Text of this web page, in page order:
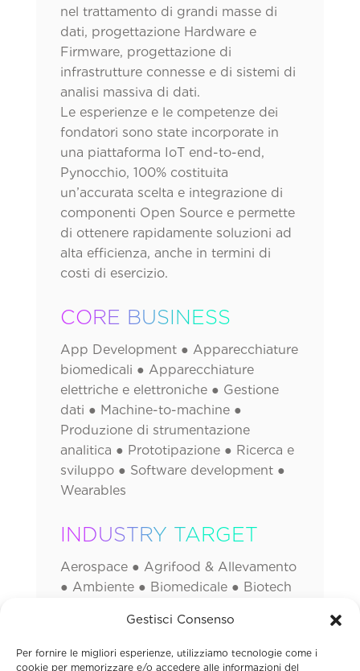
Gestisci Consenso
Per fornire le migliori esperienze, utilizziamo tecnologie come i
cookie per memorizzare e/o accedere alle informazioni del
nel trattamento di grandi masse di
dati, progettazione Hardware e
Firmware, progettazione di
infrastrutture connesse e di sistemi di
analisi massiva di dati.
Le esperienze e le competenze dei
fondatori sono state incorporate in
una piattaforma IoT end-to-end,
Pynocchio, 100% costituita
un’accurata scelta e integrazione di
componenti Open Source e permette
di ottenere rapidamente soluzioni ad
alta efficienza, anche in termini di
costi di esercizio.
CORE BUSINESS
App Development ● Apparecchiature
biomedicali ● Apparecchiature
elettriche e elettroniche ● Gestione
dati ● Machine-to-machine ●
Produzione di strumentazione
analitica ● Prototipazione ● Ricerca e
sviluppo ● Software development ●
Wearables
INDUSTRY TARGET
Aerospace ● Agrifood & Allevamento
● Ambiente ● Biomedicale ● Biotech
& Elettrodomestici ● Energia ● Food
& Beverage ● Healthcare ●
Immobiliare & Edilizia ● IT ● Logistica